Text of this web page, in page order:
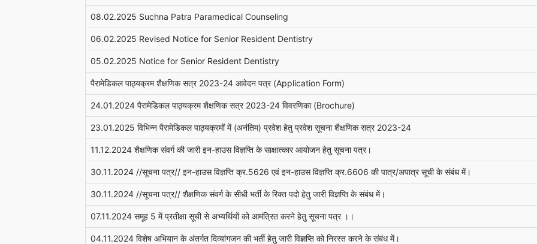
08.02.2025 Suchna Patra Paramedical Counseling
06.02.2025 Revised Notice for Senior Resident Dentistry
05.02.2025 Notice for Senior Resident Dentistry
पैरामेडिकल पाठ्यक्रम शैक्षणिक सत्र 2023-24 आवेदन पत्र (Application Form)
24.01.2024 पैरामेडिकल पाठ्यक्रम शैक्षणिक सत्र 2023-24 विवरणिका (Brochure)
23.01.2025 विभिन्न पैरामेडिकल पाठ्यक्रमों में (अनंतिम) प्रवेश हेतु प्रवेश सूचना शैक्षणिक सत्र 2023-24
11.12.2024 शैक्षणिक संवर्ग की जारी इन-हाउस विज्ञप्ति के साक्षात्कार आयोजन हेतु सूचना पत्र।
30.11.2024 //सूचना पत्र// इन-हाउस विज्ञप्ति क्र.5626 एवं इन-हाउस विज्ञप्ति क्र.6606 की पात्र/अपात्र सूची के संबंध में।
30.11.2024 //सूचना पत्र// शैक्षणिक संवर्ग के सीधी भर्ती के रिक्त पदो हेतु जारी विज्ञप्ति के संबंध में।
07.11.2024 समूह 5 में प्रतीक्षा सूची से अभ्यर्थियों को आमंत्रित करने हेतु सूचना पत्र ।।
04.11.2024 विशेष अभियान के अंतर्गत दिव्यांगजन की भर्ती हेतु जारी विज्ञप्ति को निरस्त करने के संबंध में।